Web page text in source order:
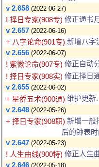
v 2.658 (2022-06-27)
! 择日专家(908专) 修正通书
v 2.657 (2022-06-16)
+ 八字论命(901专) 新增八字
v 2.656 (2022-06-07)
! 紫微论命(907专) 修正自动
! 择日专家(908实) 修正择日
v 2.655 (2022-06-02)
+ 星侨五术(900通) 维护更新.
v 2.648 (2022-05-26)
+ 择日专家(908职) 新增一般
后的钟表
v 2.647 (2022-05-23)
! 人生曲线(900特) 修正人生
v 2.646 (2022-05-18)